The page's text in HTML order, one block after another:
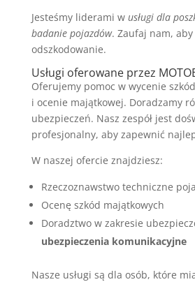
Jesteśmy liderami w usługi dla
badanie pojazdów. Zaufaj nam,
odszkodowanie.
Usługi oferowane przez
Oferujemy pomoc w wycenie
i ocenie majątkowej. Doradzamy
ubezpieczeń. Nasz zespół jest
profesjonalny, aby zapewnić
W naszej ofercie znajdziesz:
Rzeczoznawstwo techniczne
Ocenę szkód majątkowych
Doradztwo w zakresie
ubezpieczenia komunikacyjne
Nasze usługi są dla osób, które